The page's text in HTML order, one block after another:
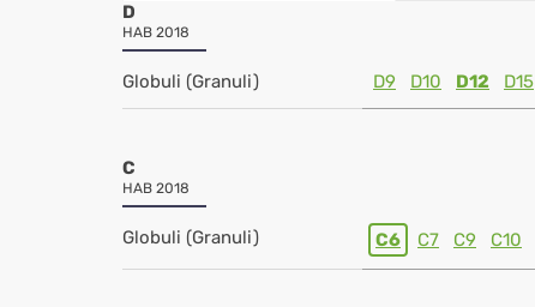
D
HAB 2018
Globuli (Granuli) D9 D10 D12 D15
C
HAB 2018
Globuli (Granuli) C6 C7 C9 C10